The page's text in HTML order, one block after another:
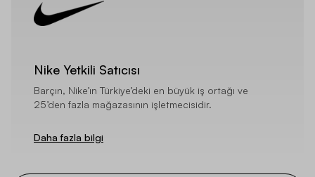
Nike Yetkili Satıcısı
Barçın, Nike’ın Türkiye’deki en büyük iş ortağı ve
25’den fazla mağazasının işletmecisidir.
Daha fazla bilgi